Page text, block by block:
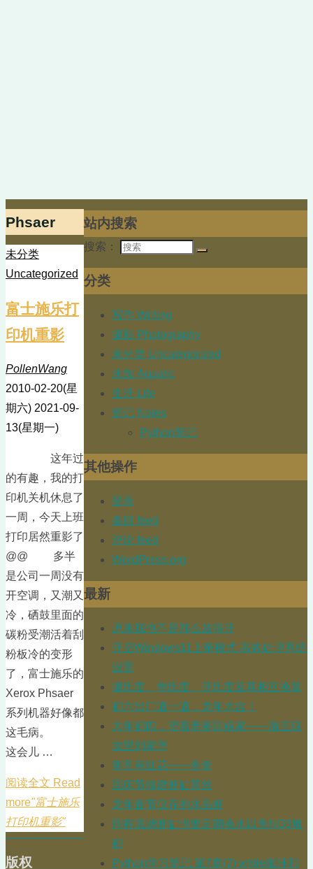
Phsaer
未分类
Uncategorized
富士施乐打
印机重影
PollenWang
2010-02-20(星
期六) 2021-09-
13(星期一)
这年过
的有趣，我的打
印机关机休息了
一周，今天上班
打印居然重影了
@@ 多半
是公司一周没有
开空调，又潮又
冷，硒鼓里面的
碳粉受潮活着刮
粉板冷的变形
了，富士施乐的
Xerox Phsaer
系列机器好像都
这毛病。
这会儿 …
阅读全文 Read
more"富士施乐
打印机重影"
站内搜索
搜索：
分类
写作 Writing
摄影 Photography
未分类 Uncategorized
水族 Aquatic
生活 Life
笔记 Notes
Python笔记
其他操作
登录
条目 feed
评论 feed
WordPress.org
最新
原来我也不是那么放得开
开启Windows11上帝模式 高效处理系统
设置
摄氏度、华氏度、开氏度及其相互换算
初六出门遛一遛，龙年大吉！
大年初四，陪着老婆回娘家——游王琼
故里刘家堡
年宵有红花——冬青
国庆节修建虾缸莫丝
龙年春节仅存的水晶虾
同程底滤虾缸也要定期换水以免NO3堆
积
Python学习笔记 第7章(2) while循环和
版权